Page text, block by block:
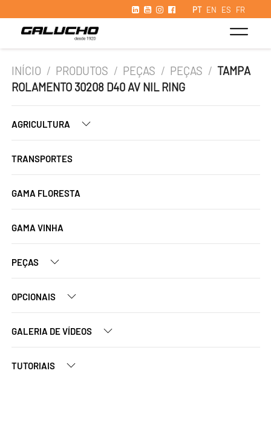
PT EN ES FR
INÍCIO / PRODUTOS / PEÇAS / PEÇAS / TAMPA
ROLAMENTO 30208 D40 AV NIL RING
AGRICULTURA
TRANSPORTES
GAMA FLORESTA
GAMA VINHA
PEÇAS
OPCIONAIS
GALERIA DE VÍDEOS
TUTORIAIS